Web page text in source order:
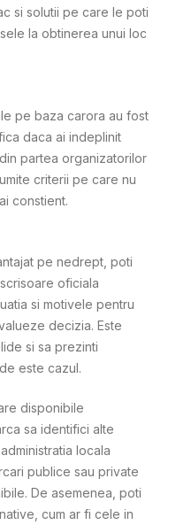
si solutii pe care le poti
la obtinerea unui loc
pe baza carora au fost
daca ai indeplinit
partea organizatorilor
criterii pe care nu
constient.
pe nedrept, poti
oficiala
si motivele pentru
decizia. Este
si sa prezinti
este cazul.
disponibile
sa identifici alte
locala
publice sau private
De asemenea, poti
cum ar fi cele in